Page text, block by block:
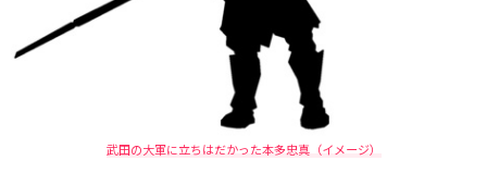
武田の大軍に立ちはだかった本多忠真（イメージ）